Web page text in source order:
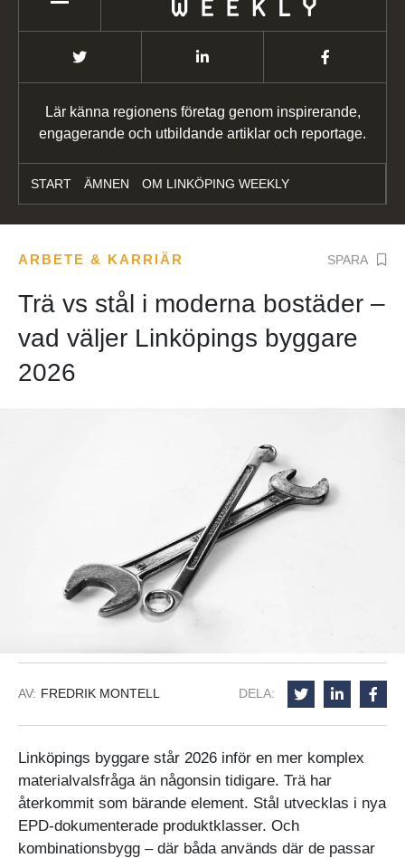
Lär känna regionens företag genom inspirerande,
engagerande och utbildande artiklar och reportage.
START ÄMNEN OM LINKÖPING WEEKLY
ARBETE & KARRIÄR SPARA
Trä vs stål i moderna bostäder –
vad väljer Linköpings byggare
2026
AV: FREDRIK MONTELL DELA:
Linköpings byggare står 2026 inför en mer komplex
materialvalsfråga än någonsin tidigare. Trä har
återkommit som bärande element. Stål utvecklas i nya
EPD-dokumenterade produktklasser. Och
kombinationsbygg – där båda används där de passar